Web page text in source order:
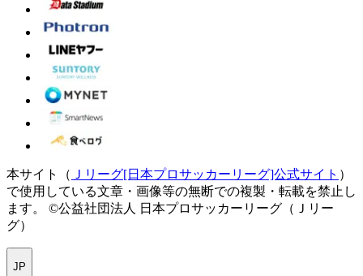
本サイト（ Ｊリーグ[日本プロサッカーリーグ]公式サイト ）
で使用している文章・画像等の無断での複製・転載を禁止し
ます。
©公益社団法人 日本プロサッカーリーグ（Ｊリー
グ）
JP